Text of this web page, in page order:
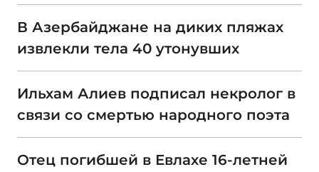
В Азербайджане на диких пляжах
извлекли тела 40 утонувших
Ильхам Алиев подписал некролог в
связи со смертью народного поэта
Отец погибшей в Евлахе 16-летней